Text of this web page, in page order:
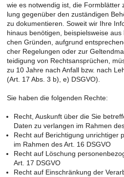
wie es not­wen­dig ist, die
lung ge­gen­über den zu­stän­di­gen
zu do­ku­men­tie­ren. So­weit wir Ihre
hin­aus be­nö­ti­gen, bei­spiels­wei­se
chen Grün­den, auf­grund
cher Re­ge­lun­gen oder zur
tei­di­gung von Rechts­an­sprü­chen,
zu 10 Jahre nach An­fall bzw. nach
(Art. 17 Abs. 3 b), e) DSGVO).
Sie haben die fol­gen­den Rech­te:
Recht, Aus­kunft über die Sie
Daten zu ver­lan­gen im Rah­men
Recht auf Be­rich­ti­gung un­rich­ti­ger
im Rah­men des Art. 16 DSGVO
Recht auf Lö­schung
Art. 17 DSGVO
Recht auf Ein­schrän­kung der